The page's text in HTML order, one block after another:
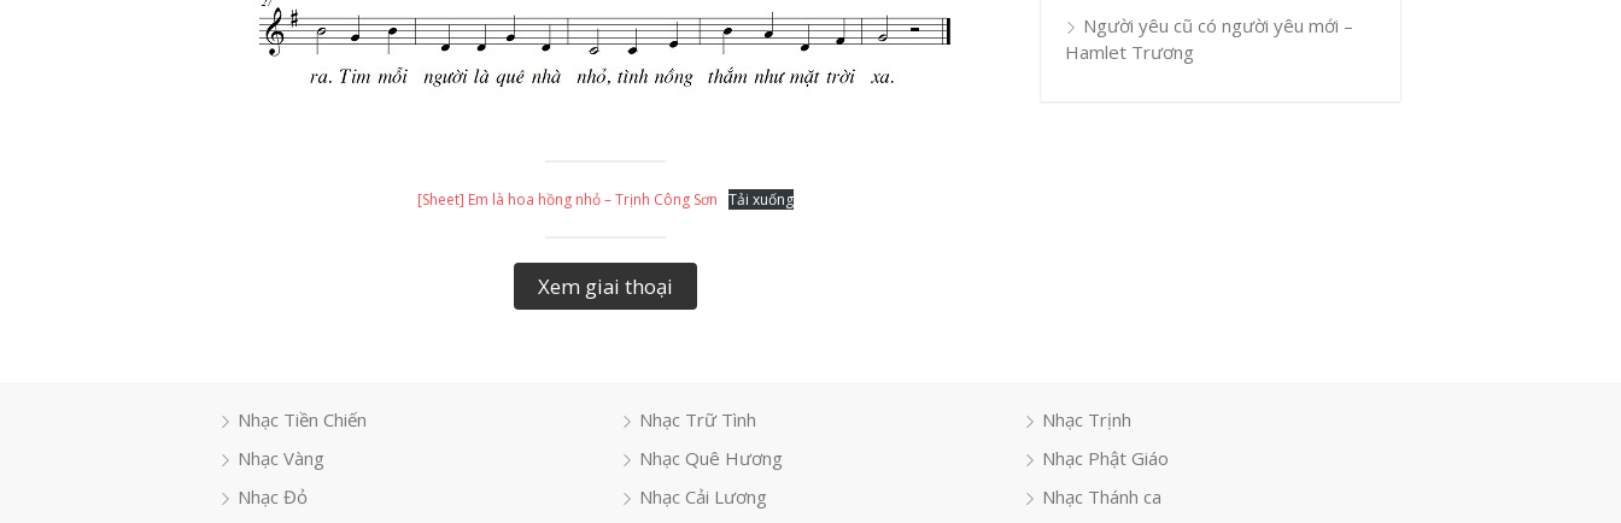
[Sheet] Em là hoa hồng nhỏ – Trịnh Công Sơn Tải xuống
Xem giai thoại
Người yêu cũ có người yêu mới –
Hamlet Trương
Nhạc Tiền Chiến
Nhạc Vàng
Nhạc Đỏ
Nhạc Trữ Tình
Nhạc Quê Hương
Nhạc Cải Lương
Nhạc Trịnh
Nhạc Phật Giáo
Nhạc Thánh ca